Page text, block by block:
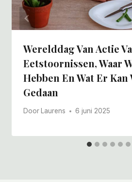
Werelddag Van Actie
Eetstoornissen, Waar
Hebben En Wat Er Kan
Gedaan
Door Laurens 6 juni 2025